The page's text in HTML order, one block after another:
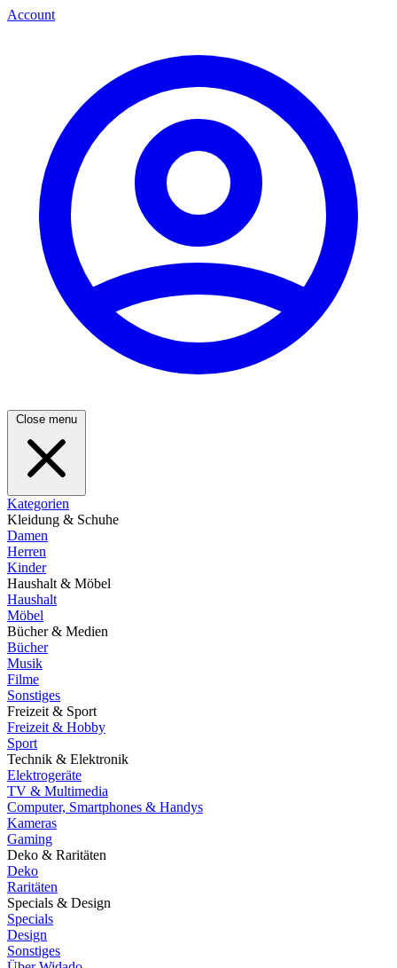
Account
Close menu
Kategorien
Kleidung & Schuhe
Damen
Herren
Kinder
Haushalt & Möbel
Haushalt
Möbel
Bücher & Medien
Bücher
Musik
Filme
Sonstiges
Freizeit & Sport
Freizeit & Hobby
Sport
Technik & Elektronik
Elektrogeräte
TV & Multimedia
Computer, Smartphones & Handys
Kameras
Gaming
Deko & Raritäten
Deko
Raritäten
Specials & Design
Specials
Design
Sonstiges